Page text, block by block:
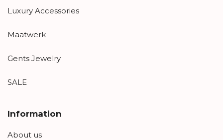
Luxury Accessories
Maatwerk
Gents Jewelry
SALE
Information
About us